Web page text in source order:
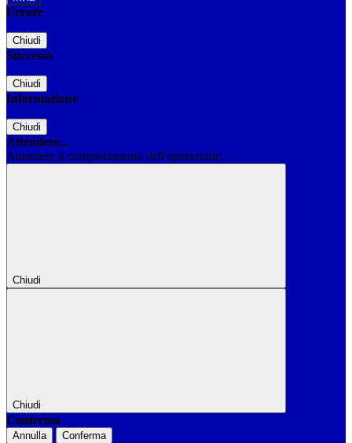
Errore
Chiudi
Successo
Chiudi
Informazione
Chiudi
Attendere...
Attendere il completamento dell'operazione...
Chiudi
Chiudi
Conferma
Annulla Conferma